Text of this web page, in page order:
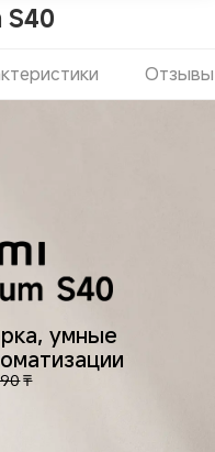
S40
Отзывы
умные
₸